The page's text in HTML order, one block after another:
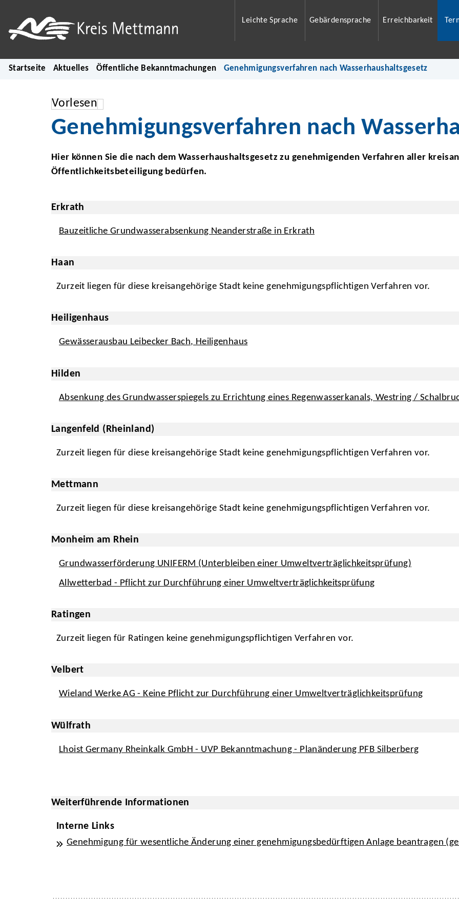
Leichte Sprache Gebärdensprache Erreichbarkeit
Startseite Aktuelles Öffentliche Bekanntmachungen Genehmigungsverfahren nach Wasserhaushaltsgesetz
Vorlesen
Genehmigungsverfahren nach
Hier können Sie die nach dem Wasserhaushaltsgesetz zu genehmigenden Verfahren aller
Öffentlichkeitsbeteiligung bedürfen.
Erkrath
Bauzeitliche Grundwasserabsenkung Neanderstraße in Erkrath
Haan
Zurzeit liegen für diese kreisangehörige Stadt keine genehmigungspflichtigen Verfahren vor.
Heiligenhaus
Gewässerausbau Leibecker Bach, Heiligenhaus
Hilden
Absenkung des Grundwasserspiegels zu Errichtung eines Regenwasserkanals, Westring /
Langenfeld (Rheinland)
Zurzeit liegen für diese kreisangehörige Stadt keine genehmigungspflichtigen Verfahren vor.
Mettmann
Zurzeit liegen für diese kreisangehörige Stadt keine genehmigungspflichtigen Verfahren vor.
Monheim am Rhein
Grundwasserförderung UNIFERM (Unterbleiben einer Umweltverträglichkeitsprüfung)
Allwetterbad - Pflicht zur Durchführung einer Umweltverträglichkeitsprüfung
Ratingen
Zurzeit liegen für Ratingen keine genehmigungspflichtigen Verfahren vor.
Velbert
Wieland Werke AG - Keine Pflicht zur Durchführung einer Umweltverträglichkeitsprüfung
Wülfrath
Lhoist Germany Rheinkalk GmbH - UVP Bekanntmachung - Planänderung PFB Silberberg
Weiterführende Informationen
Interne Links
Genehmigung für wesentliche Änderung einer genehmigungsbedürftigen Anlage beantragen